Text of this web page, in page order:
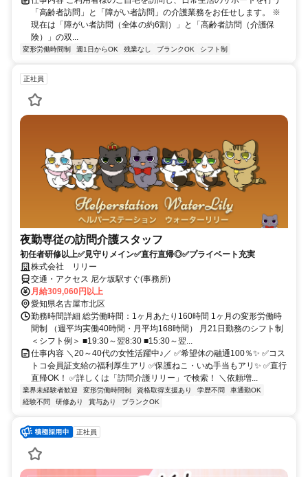
「高齢者訪問」と「障がい者訪問」の介護業務をお任せします。 ※
現在は「障がい者訪問（全体の約6割）」と「高齢者訪問（介護保
険）」の双...
変形労働時間制 週1日からOK 残業なし ブランクOK シフト制
正社員
夜勤専従の訪問介護スタッフ
初任者研修以上✅見守りメイン✅直行直帰◎✅プライベート充実
株式会社 リリー
交通・アクセス 尼ケ坂駅すぐ(事務所)
月給309,060円以上
愛知県名古屋市北区
勤務時間詳細 総労働時間：1ヶ月あたり160時間 1ヶ月の変形労働時
間制 （週平均実働40時間・月平均168時間） 月21日勤務のシフト制
＜シフト例＞ ■19:30～翌8:30 ■15:30～翌...
仕事内容 ＼20～40代の女性活躍中♪／ ✅希望休の融通100％✨ ✅コス
トコ会員証支給の福利厚生アリ ✅保護ねこ・いぬ手当もアリ✨ ✅直行
直帰OK！ ✅詳しくは「訪問介護リリー」で検索！ ＼依頼増...
業界未経験者歓迎 変形労働時間制 資格取得支援あり 学歴不問
車通勤OK
経験不問
研修あり 賞与あり ブランクOK
正社員